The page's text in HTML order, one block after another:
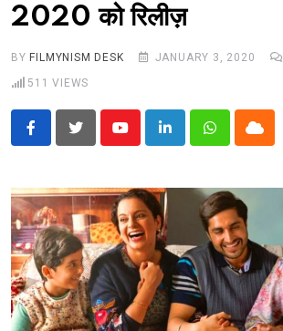
NEWS ABTAK
STARRY SIDES
2020 को रिलीज़
BY FILMYNISM DESK JANUARY 3, 2020
511 VIEWS
YoutubeLinkedInWhatsappCloud